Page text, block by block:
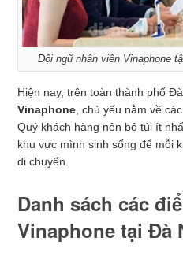
Đội ngũ nhân viên Vinaphone
Hiện nay, trên toàn thành phố
Vinaphone , chủ yếu nằm về
Quý khách hàng nên bỏ túi ít
khu vực mình sinh sống để mỗi
di chuyển.
Danh sách các
Vinaphone tại Đà